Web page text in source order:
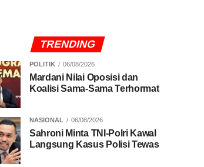
TRENDING
POLITIK 06/08/2026
Mardani Nilai Oposisi dan
Koalisi Sama-Sama Terhormat
NASIONAL 06/08/2026
Sahroni Minta TNI-Polri Kawal
Langsung Kasus Polisi Tewas